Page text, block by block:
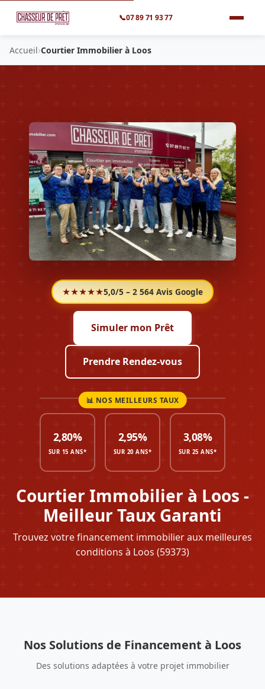
📞07 89 71 93 77
Accueil›Courtier Immobilier à Loos
★★★★★5,0/5 – 2 564 Avis Google
Courtier Immobilier à Loos -
Meilleur Taux Garanti
Trouvez votre financement immobilier aux meilleures
conditions à Loos (59373)
Simuler mon Prêt
Prendre Rendez-vous
2,80%
SUR 15 ANS*
2,95%
SUR 20 ANS*
3,08%
SUR 25 ANS*
Nos Solutions de Financement à Loos
Des solutions adaptées à votre projet immobilier